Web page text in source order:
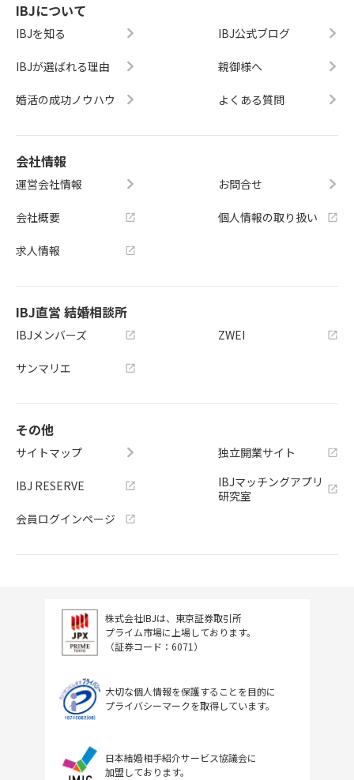
IBJについて
IBJを知る
IBJが選ばれる理由
婚活の成功ノウハウ
IBJ公式ブログ
親御様へ
よくある質問
会社情報
運営会社情報
会社概要
求人情報
お問合せ
個人情報の取り扱い
IBJ直営 結婚相談所
IBJメンバーズ
サンマリエ
ZWEI
その他
サイトマップ
IBJ RESERVE
会員ログインページ
独立開業サイト
IBJマッチングアプリ
研究室
株式会社IBJは、東京証券取引所
プライム市場に上場しております。
（証券コード：6071）
大切な個人情報を保護することを目的に
プライバシーマークを取得しています。
日本結婚相手紹介サービス協議会に
加盟しております。